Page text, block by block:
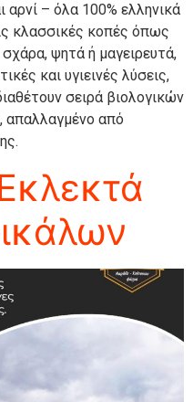
αρνί – όλα 100% ελληνικά
κλασσικές κοπές όπως
ψητά ή μαγειρευτά,
και υγιεινές λύσεις,
σειρά βιολογικών
απαλλαγμένο από